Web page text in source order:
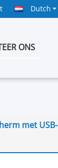
Dutch
ONS
met USB-